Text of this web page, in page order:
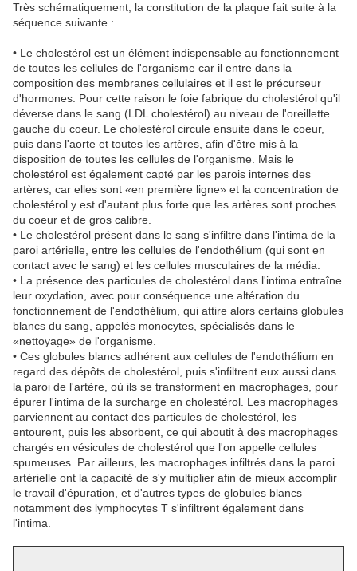
Très schématiquement, la constitution de la plaque fait suite à la
séquence suivante :
• Le cholestérol est un élément indispensable au fonctionnement
de toutes les cellules de l'organisme car il entre dans la
composition des membranes cellulaires et il est le précurseur
d'hormones. Pour cette raison le foie fabrique du cholestérol qu'il
déverse dans le sang (LDL cholestérol) au niveau de l'oreillette
gauche du coeur. Le cholestérol circule ensuite dans le coeur,
puis dans l'aorte et toutes les artères, afin d'être mis à la
disposition de toutes les cellules de l'organisme. Mais le
cholestérol est également capté par les parois internes des
artères, car elles sont «en première ligne» et la concentration de
cholestérol y est d'autant plus forte que les artères sont proches
du coeur et de gros calibre.
• Le cholestérol présent dans le sang s'infiltre dans l'intima de la
paroi artérielle, entre les cellules de l'endothélium (qui sont en
contact avec le sang) et les cellules musculaires de la média.
• La présence des particules de cholestérol dans l'intima entraîne
leur oxydation, avec pour conséquence une altération du
fonctionnement de l'endothélium, qui attire alors certains globules
blancs du sang, appelés monocytes, spécialisés dans le
«nettoyage» de l'organisme.
• Ces globules blancs adhérent aux cellules de l'endothélium en
regard des dépôts de cholestérol, puis s'infiltrent eux aussi dans
la paroi de l'artère, où ils se transforment en macrophages, pour
épurer l'intima de la surcharge en cholestérol. Les macrophages
parviennent au contact des particules de cholestérol, les
entourent, puis les absorbent, ce qui aboutit à des macrophages
chargés en vésicules de cholestérol que l'on appelle cellules
spumeuses. Par ailleurs, les macrophages infiltrés dans la paroi
artérielle ont la capacité de s'y multiplier afin de mieux accomplir
le travail d'épuration, et d'autres types de globules blancs
notamment des lymphocytes T s'infiltrent également dans
l'intima.